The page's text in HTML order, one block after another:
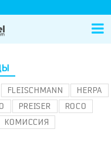
FLEISCHMANN
HERPA
PREISER
ROCO
КОМИССИЯ